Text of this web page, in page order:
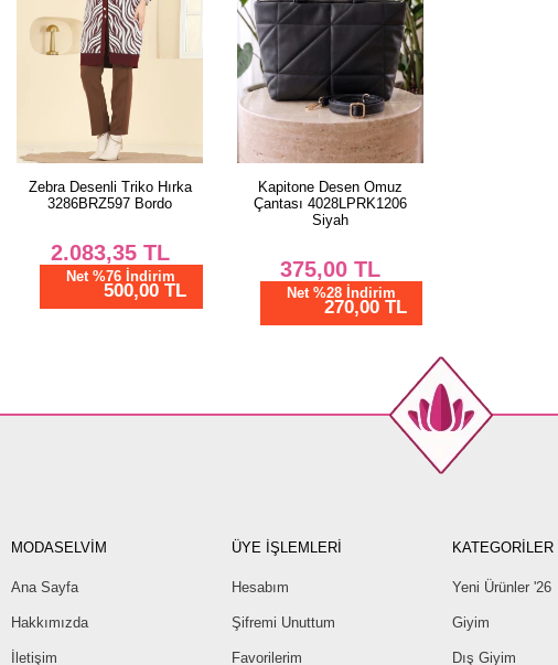
Zebra Desenli Triko Hırka
3286BRZ597 Bordo
2.083,35TL
Net %76 İndirim
500,00 TL
Kapitone Desen Omuz
Çantası 4028LPRK1206
Siyah
375,00 TL
Net %28 İndirim
270,00 TL
MODASELVİM
Ana Sayfa
Hakkımızda
İletişim
ÜYE İŞLEMLERİ
Hesabım
Şifremi Unuttum
Favorilerim
KATEGORİLER
Yeni Ürünler '26
Giyim
Dış Giyim